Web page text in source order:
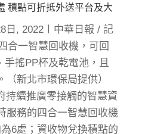
積點可折抵外送平台及大
日, 2022〡中華日報 / 記
合一智慧回收機，可回
手搖PP杯及乾電池，且
新北市環保局提供）
持續推廣零接觸的智慧資
服務的四合一智慧回收機
6處；資收物兌換積點的